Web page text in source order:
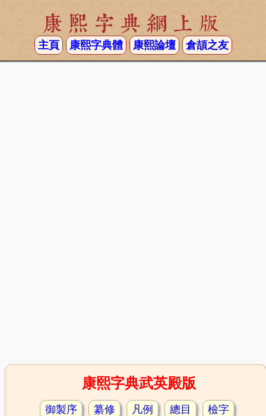
康熙字典網上版
主頁 康熙字典體 康熙論壇 倉頡之友
康熙字典武英殿版
御製序 纂修 凡例 總目 檢字